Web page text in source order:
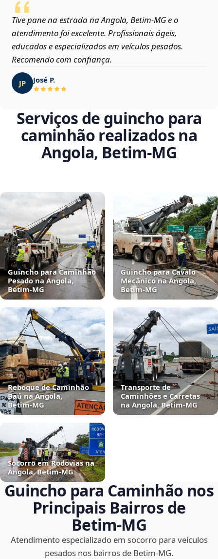
Tive pane na estrada na Angola, Betim‑MG e o
atendimento foi excelente. Profissionais ágeis,
educados e especializados em veículos pesados.
Recomendo com confiança.
JP José P.
Serviços de guincho para
caminhão realizados na
Angola, Betim‑MG
Guincho para Caminhão
Pesado na Angola,
Betim‑MG
Guincho para Cavalo
Mecânico na Angola,
Betim‑MG
Reboque de Caminhão
Baú na Angola,
Betim‑MG
Transporte de
Caminhões e Carretas
na Angola, Betim‑MG
Socorro em Rodovias na
Angola, Betim‑MG
Guincho para Caminhão nos
Principais Bairros de
Betim‑MG
Atendimento especializado em socorro para veículos
pesados nos bairros de Betim‑MG.